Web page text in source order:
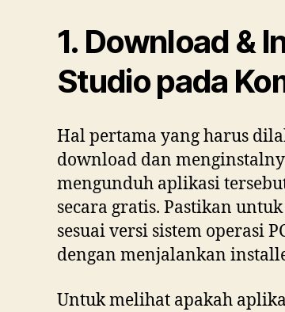
1. Download &
Studio pada
Hal pertama yang harus
download dan
mengunduh aplikasi
secara gratis. Pastikan
sesuai versi sistem operasi
dengan menjalankan
Untuk melihat apakah